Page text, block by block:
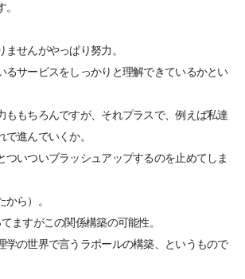
せんがやっぱり努力。
るサービスをしっかりと理解できているかとい
ももちろんですが、それプラスで、例えば私達
進んでいくか。
ついついブラッシュアップするのを止めてしま
から）。
ますがこの関係構築の可能性。
学の世界で言うラポールの構築、というもので